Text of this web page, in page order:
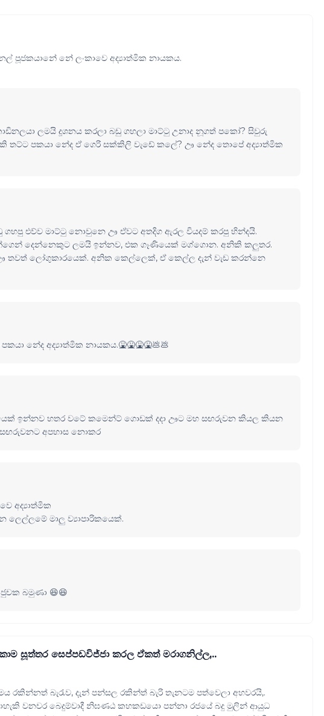
පූජකයානේ නේ ලංකාවෙ අද්‍යාත්මික නායකය.
ලමයි දූශනය කරලා බඩු ගහලා මාට්ටු උනාද නූගත් පකෝ? සිවුරු
තට්ට පකයා නේද ඒ ගෙරි සක්කිලි වැඩේ කලේ? ඌ නේද තොපේ අද්‍යාත්මික
ගහපු එව්ව මාට්ටු නොවුනෙ ඌ ඒවට අතදිග ඇරල වියදම් කරපු හින්දයි.
දෙන්නෙකුට ලමයි ඉන්නව, එක ගෑණියෙක් මග්ගොන. අනිකි කලුතර.
ලෝගුකාරයෙක්. අනික කෙල්ලෙක්, ඒ කෙල්ල දැන් වැඩ කරන්නෙ
නේද අද්‍යාත්මික නායකය.🤮🤮🤮🤮💩💩
ඉන්නව හතර වටේ කමෙන්ට් ගොඩක් දදා ඌට මහ සඟරුවන කියල කියන
අපහාස නොකර
අද්‍යාත්මික
මාලු ව්‍යාපාරිකයෙක්.
ජුචක බමුණා 😆😆
සූත්තර සෙප්පඩවිජ්ජා කරල ඵ්කත් මරාගනිල්ල,..
රකින්නත් බැරැව, දැන් පන්සල රකින්ත් බැරි තැනටම පත්වෙලා අහවරයි,.
වනචර බෙදුම්වාදී නිඝණඨ කහකඩයො පන්නා රජයේ බදු මුලින් ආයුධ